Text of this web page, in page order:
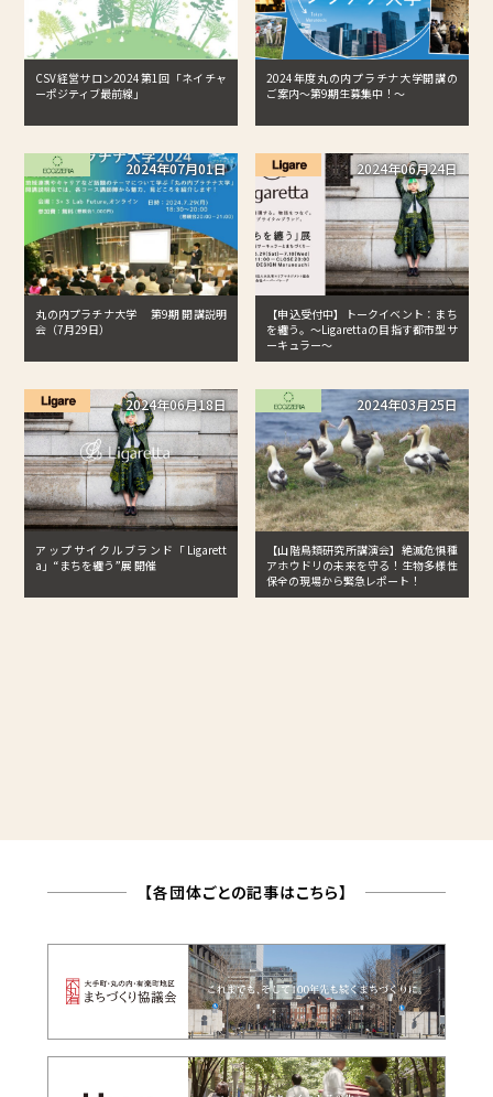
CSV経営サロン2024第1回「ネイチャ
ーポジティブ最前線」
2024年度丸の内プラチナ大学開講の
ご案内～第9期生募集中！～
2024年07月01日
丸の内プラチナ大学 第9期 開講説明
会（7月29日）
2024年06月24日
【申込受付中】トークイベント：まち
を纏う。〜Ligarettaの目指す都市型サ
ーキュラー〜
2024年06月18日
アップサイクルブランド「Ligarett
a」“まちを纏う”展 開催
2024年03月25日
【山階鳥類研究所講演会】絶滅危惧種
アホウドリの未来を守る！生物多様性
保全の現場から緊急レポート！
【各団体ごとの記事はこちら】